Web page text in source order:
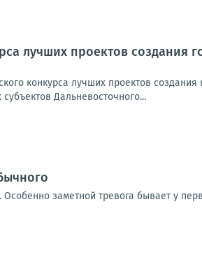
лучших проектов создания
конкурса лучших проектов создания
Дальневосточного...
заметной тревога бывает у